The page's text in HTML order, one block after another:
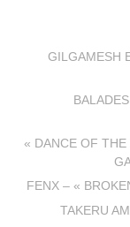
GILGAMESH
« DANCE OF
FENX – «
TAKERU